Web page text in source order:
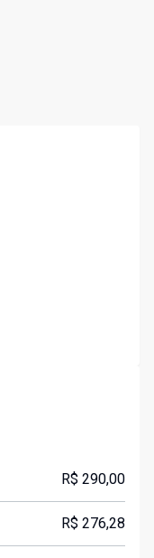
R$ 290,00
R$ 276,28